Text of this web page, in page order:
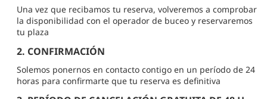
Una vez que recibamos tu reserva, volveremos a comprobar
la disponibilidad con el operador de buceo y reservaremos
tu plaza
2. CONFIRMACIÓN
Solemos ponernos en contacto contigo en un período de 24
horas para confirmarte que tu reserva es definitiva